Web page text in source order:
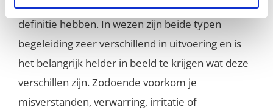
onbewust gedacht wordt dat beiden dezelfde
definitie hebben. In wezen zijn beide typen
begeleiding zeer verschillend in uitvoering en is
het belangrijk helder in beeld te krijgen wat deze
verschillen zijn. Zodoende voorkom je
misverstanden, verwarring, irritatie of